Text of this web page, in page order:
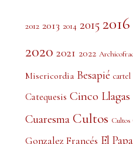
2012 2013 2014 2015 2016
2020 2021 2022
Misericordia Besapié cartel
Catequesis Cinco Llagas
Cuaresma Cultos Cultos
Gonzalez Francés El Papa